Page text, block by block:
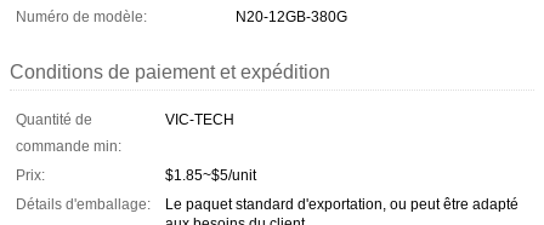
Numéro de modèle:
N20-12GB-380G
Conditions de paiement et expédition
Quantité de
commande min:
VIC-TECH
Prix:
$1.85~$5/unit
Détails d'emballage:
Le paquet standard d'exportation, ou peut être adapté